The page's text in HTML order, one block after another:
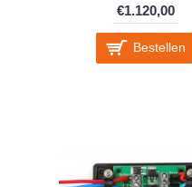
€1.120,00
Bestellen